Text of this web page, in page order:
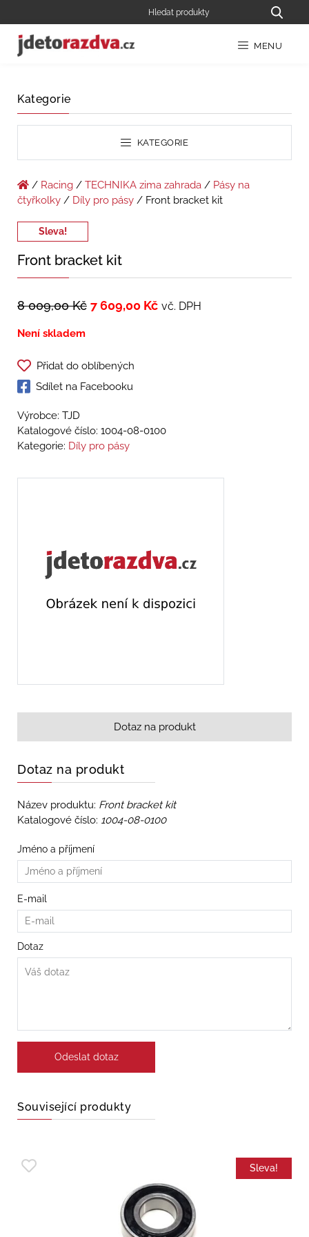
MENU
Kategorie
KATEGORIE
/ Racing / TECHNIKA zima zahrada / Pásy na
čtyřkolky / Díly pro pásy / Front bracket kit
Sleva!
Front bracket kit
8 009,00Kč 7 609,00 Kč vč. DPH
Není skladem
Přidat do oblíbených
Sdílet na Facebooku
Výrobce: TJD
Katalogové číslo: 1004-08-0100
Kategorie: Díly pro pásy
Dotaz na produkt
Dotaz na produkt
Název produktu: Front bracket kit
Katalogové číslo: 1004-08-0100
Jméno a příjmení
E-mail
Dotaz
Související produkty
Sleva!